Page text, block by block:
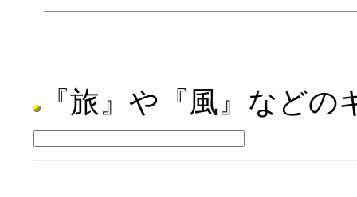
『旅』や『風』など